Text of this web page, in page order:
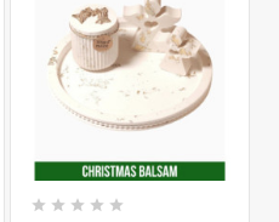
    